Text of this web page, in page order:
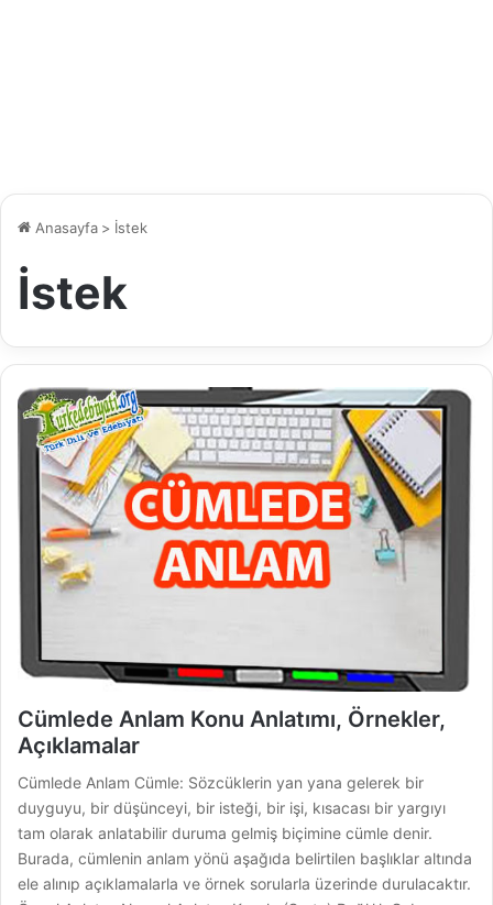
Anasayfa > İstek
İstek
Cümlede Anlam Konu Anlatımı, Örnekler,
Açıklamalar
Cümlede Anlam Cümle: Sözcüklerin yan yana gelerek bir
duyguyu, bir düşünceyi, bir isteği, bir işi, kısacası bir yargıyı
tam olarak anlatabilir duruma gelmiş biçimine cümle denir.
Burada, cümlenin anlam yönü aşağıda belirtilen başlıklar altında
ele alınıp açıklamalarla ve örnek sorularla üzerinde durulacaktır.